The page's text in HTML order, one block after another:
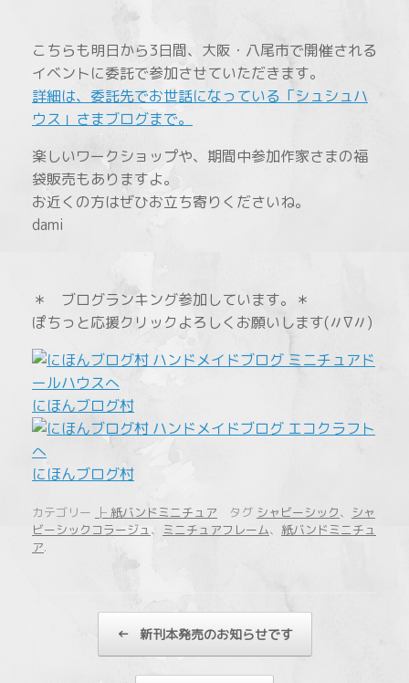
こちらも明日から3日間、大阪・八尾市で開催される
イベントに委託で参加させていただきます。
詳細は、委託先でお世話になっている「シュシュハ
ウス」さまブログまで。
楽しいワークショップや、期間中参加作家さまの福
袋販売もありますよ。
お近くの方はぜひお立ち寄りくださいね。
dami
＊ ブログランキング参加しています。＊
ぽちっと応援クリックよろしくお願いします(〃∇〃)
にほんブログ村
にほんブログ村
カテゴリー ├ 紙バンドミニチュア タグ シャビーシック、
シャ
ビーシックコラージュ 、 ミニチュアフレーム、 紙バンドミニチュ
ア.
← 新刊本発売のお知らせです